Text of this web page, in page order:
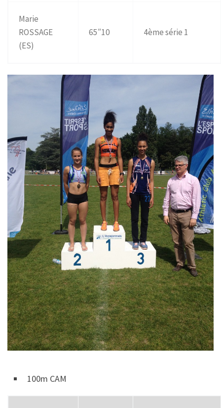
Marie
ROSSAGE
(ES)
65″10 4ème série 1
100m CAM